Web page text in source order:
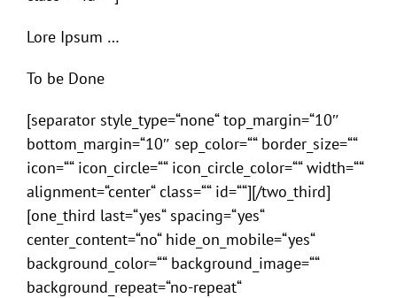
Lore Ipsum …
To be Done
[separator style_type=“none“ top_margin=“10″
bottom_margin=“10″ sep_color=““ border_size=““
icon=““ icon_circle=““ icon_circle_color=““ width=““
alignment=“center“ class=““ id=““][/two_third]
[one_third last=“yes“ spacing=“yes“
center_content=“no“ hide_on_mobile=“yes“
background_color=““ background_image=““
background_repeat=“no-repeat“